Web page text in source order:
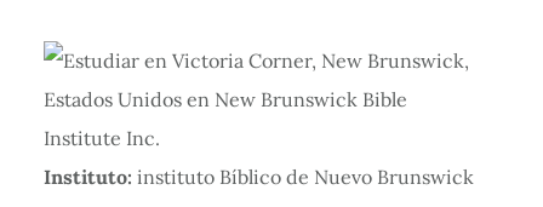
Instituto: instituto Bíblico de Nuevo Brunswick